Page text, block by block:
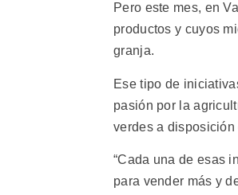
Pero este mes, en
productos y cuyos
granja.
Ese tipo de
pasión por la
verdes a
“Cada una de esas
para vender más y